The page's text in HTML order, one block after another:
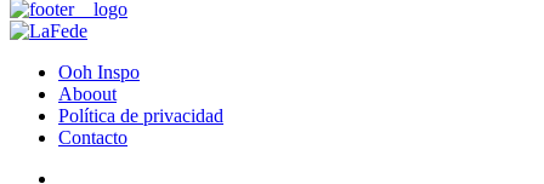
Ooh Inspo
Aboout
Política de privacidad
Contacto